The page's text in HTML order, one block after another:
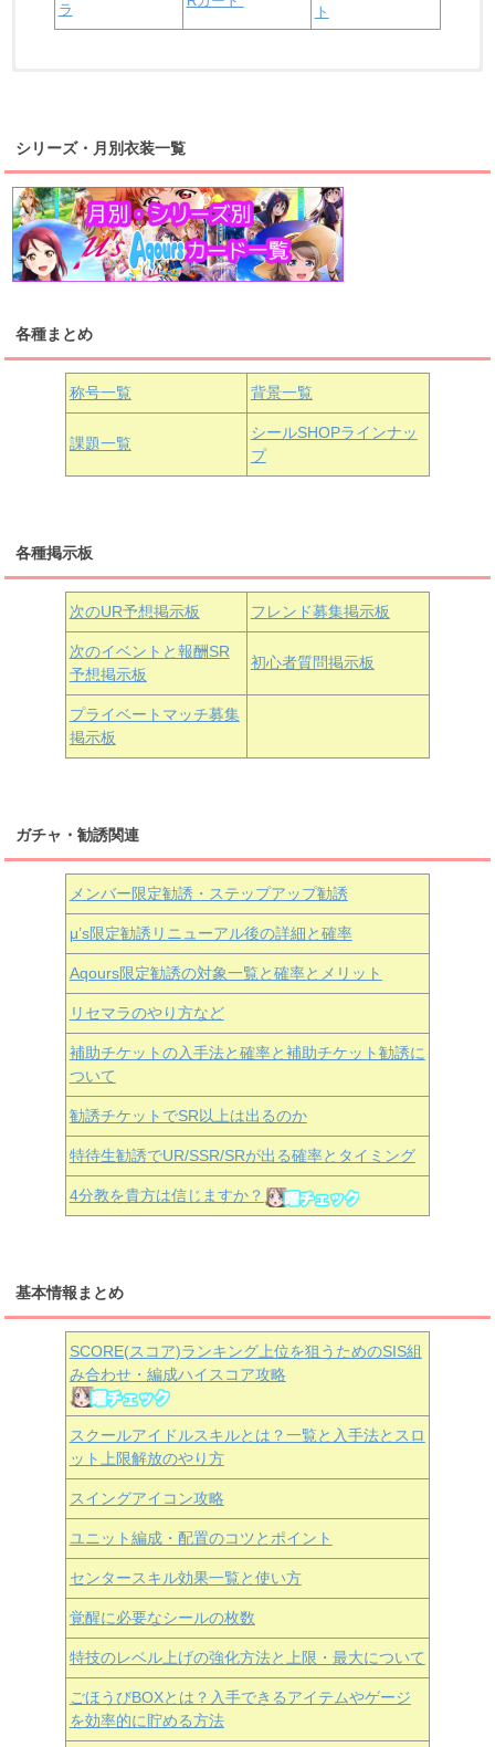
ラ ト
桜内梨子 高海千歌 渡辺曜
浦の星女学院1年生
津島善子 黒澤ルビィ
浦の星女学院3年生
黒澤ダイヤ
上原歩夢 宮下愛 優木せつ菜
虹ヶ咲学園1年生
中須かすみ 天王寺璃奈
朝香果林 近江彼方 エマ・ヴェルデ
シリーズ・月別衣装一覧
各種まとめ
称号一覧 背景一覧
課題一覧
シールSHOPラインナッ
プ
各種掲示板
次のUR予想掲示板 フレンド募集掲示板
次のイベントと報酬SR
予想掲示板
初心者質問掲示板
プライベートマッチ募集
掲示板
ガチャ・勧誘関連
メンバー限定勧誘・ステップアップ勧誘
μ’s限定勧誘リニューアル後の詳細と確率
Aqours限定勧誘の対象一覧と確率とメリット
リセマラのやり方など
補助チケットの入手法と確率と補助チケット勧誘に
ついて
勧誘チケットでSR以上は出るのか
特待生勧誘でUR/SSR/SRが出る確率とタイミング
4分教を貴方は信じますか？
基本情報まとめ
SCORE(スコア)ランキング上位を狙うためのSIS組
み合わせ・編成ハイスコア攻略
スクールアイドルスキルとは？一覧と入手法とスロ
ット上限解放のやり方
スイングアイコン攻略
ユニット編成・配置のコツとポイント
センタースキル効果一覧と使い方
覚醒に必要なシールの枚数
特技のレベル上げの強化方法と上限・最大について
ごほうびBOXとは？入手できるアイテムやゲージ
を効率的に貯める方法